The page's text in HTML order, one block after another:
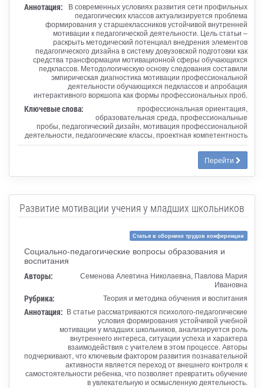
Аннотация:
В современных условиях развития сети профильных
педагогических классов актуализируется проблема
формирования у старшеклассников устойчивой внутренней
мотивации к педагогической деятельности. Цель статьи –
раскрыть методический потенциал внедрения элементов
педагогического дизайна в систему довузовской подготовки как
средства трансформации мотивационной сферы обучающихся
педклассов. Методологическую основу следования составили
эмпирическая диагностика мотивации профессиональной
деятельности обучающихся педклассов и апробация
интерактивного воркшопа как формы профессиональных проб.
Ключевые слова:
профессиональная ориентация,
образовательная среда, профессиональные
пробы, педагогический дизайн, мотивация профессиональной
деятельности, педагогические классы, проектная компетентность
Перейти
Развитие мотивации учения у младших школьников
Статья в сборнике трудов конференции
Социально-педагогические вопросы образования и
воспитания
Авторы:
Семенова Алевтина Николаевна, Павлова Мария
Ивановна
Рубрика: Теория и методика обучения и воспитания
Аннотация: В статье рассматриваются психолого-педагогические
условия формирования устойчивой учебной
мотивации у младших школьников, анализируется роль
внутреннего интереса, ситуации успеха и характера
взаимодействия с учителем в этом процессе. Авторы
подчеркивают, что ключевым фактором развития познавательной
активности является переход от внешнего контроля к
самостоятельности ребенка, что позволяет превратить обучение
в увлекательную и осмысленную деятельность.